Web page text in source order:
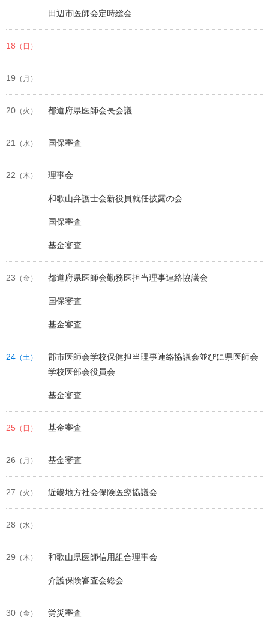
田辺市医師会定時総会
18 （日）
19 （月）
20 （火） 都道府県医師会長会議
21 （水） 国保審査
22 （木） 理事会
和歌山弁護士会新役員就任披露の会
国保審査
基金審査
23 （金） 都道府県医師会勤務医担当理事連絡協議会
国保審査
基金審査
24 （土）
郡市医師会学校保健担当理事連絡協議会並びに県医師会
学校医部会役員会
基金審査
25 （日） 基金審査
26 （月） 基金審査
27 （火） 近畿地方社会保険医療協議会
28 （水）
29 （木） 和歌山県医師信用組合理事会
介護保険審査会総会
30 （金） 労災審査